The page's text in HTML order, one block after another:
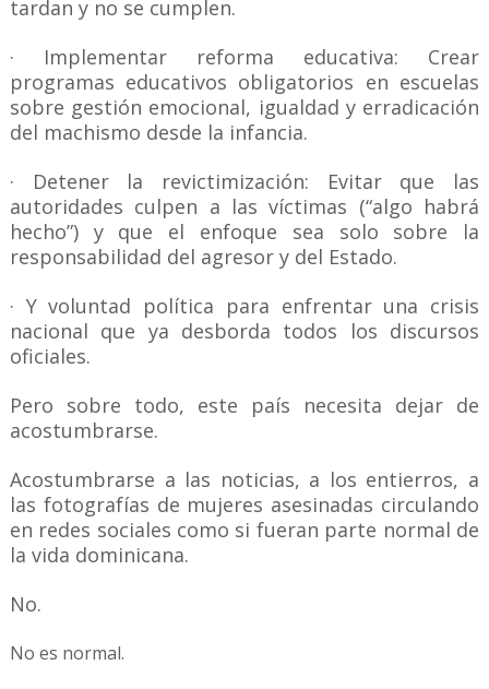
tardan y no se cumplen.
· Implementar reforma educativa: Crear
programas educativos obligatorios en escuelas
sobre gestión emocional, igualdad y erradicación
del machismo desde la infancia.
· Detener la revictimización: Evitar que las
autoridades culpen a las víctimas (“algo habrá
hecho”) y que el enfoque sea solo sobre la
responsabilidad del agresor y del Estado.
· Y voluntad política para enfrentar una crisis
nacional que ya desborda todos los discursos
oficiales.
Pero sobre todo, este país necesita dejar de
acostumbrarse.
Acostumbrarse a las noticias, a los entierros, a
las fotografías de mujeres asesinadas circulando
en redes sociales como si fueran parte normal de
la vida dominicana.
No.
No es normal.